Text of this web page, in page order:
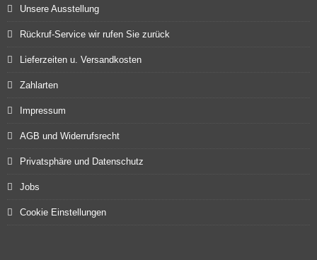
Unsere Ausstellung
Rückruf-Service wir rufen Sie zurück
Lieferzeiten u. Versandkosten
Zahlarten
Impressum
AGB und Widerrufsrecht
Privatsphäre und Datenschutz
Jobs
Cookie Einstellungen